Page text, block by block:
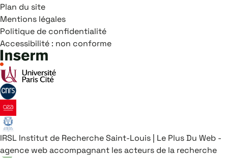
Plan du site
Mentions légales
Politique de confidentialité
Accessibilité : non conforme
IRSL Institut de Recherche Saint-Louis | Le Plus Du Web -
agence web accompagnant les acteurs de la recherche